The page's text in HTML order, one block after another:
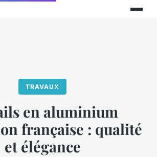
TRAVAUX
en aluminium
française : qualité
et élégance